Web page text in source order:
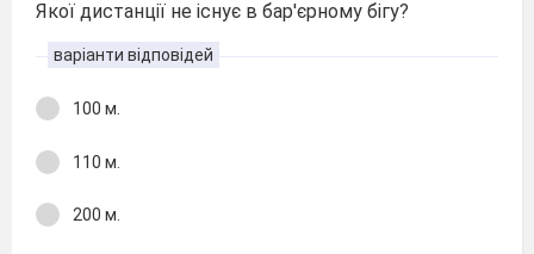
Якої дистанції не існує в бар'єрному бігу?
варіанти відповідей
100 м.
110 м.
200 м.